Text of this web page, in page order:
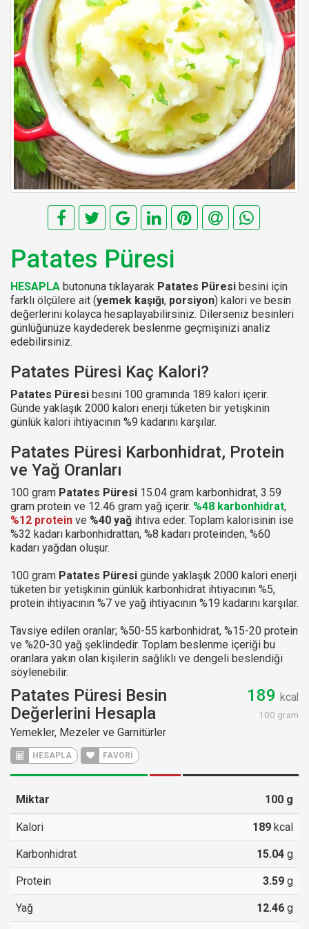
Patates Püresi
HESAPLA butonuna tıklayarak Patates Püresi besini için
farklı ölçülere ait (yemek kaşığı, porsiyon) kalori ve besin
değerlerini kolayca hesaplayabilirsiniz. Dilerseniz besinleri
günlüğünüze kaydederek beslenme geçmişinizi analiz
edebilirsiniz.
Patates Püresi Kaç Kalori?
Patates Püresi besini 100 gramında 189 kalori içerir.
Günde yaklaşık 2000 kalori enerji tüketen bir yetişkinin
günlük kalori ihtiyacının %9 kadarını karşılar.
Patates Püresi Karbonhidrat, Protein
ve Yağ Oranları
100 gram Patates Püresi 15.04 gram karbonhidrat, 3.59
gram protein ve 12.46 gram yağ içerir. %48 karbonhidrat,
%12 protein ve %40 yağ ihtiva eder. Toplam kalorisinin ise
%32 kadarı karbonhidrattan, %8 kadarı proteinden, %60
kadarı yağdan oluşur.
100 gram Patates Püresi günde yaklaşık 2000 kalori enerji
tüketen bir yetişkinin günlük karbonhidrat ihtiyacının %5,
protein ihtiyacının %7 ve yağ ihtiyacının %19 kadarını karşılar.
Tavsiye edilen oranlar; %50-55 karbonhidrat, %15-20 protein
ve %20-30 yağ şeklindedir. Toplam beslenme içeriği bu
oranlara yakın olan kişilerin sağlıklı ve dengeli beslendiği
söylenebilir.
Patates Püresi Besin
Değerlerini Hesapla
Yemekler, Mezeler ve Garnitürler
HESAPLA FAVORİ
189 kcal
100 gram
Miktar 100 g
Kalori 189 kcal
Karbonhidrat 15.04 g
Protein 3.59 g
Yağ 12.46 g